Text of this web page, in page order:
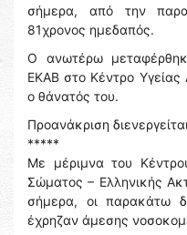
σήμερα, από την
81χρονος ημεδαπός.
Ο ανωτέρω
ΕΚΑΒ στο Κέντρο Υγείας
ο θάνατός του.
Προανάκριση
*****
Με μέριμνα του
Σώματος – Ελληνικής
σήμερα, οι παρακάτω
έχρηζαν άμεσης